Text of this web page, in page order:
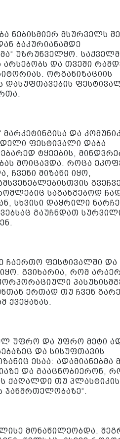
ნებისმიერ მსურველს
ბაკურიანამდე
უზრუნველყო.
არსებობს და თვეში
ორგანიზაციის
დასუფთავების
მარკეტინგისა და
ფესტივალი დაბა
ტყეების,
მოიცავდა. როცა
ჩვენი მიზანი იყო,
საგანგებოდ
სხვისი დაყრილი
გაუჩნდათ
ჩაერთო ფესტივალში და
გვიხარია, რომ
ერთად თუ ჩვენ
ქვეყანას.
უფრო და უფრო მეტი
და სისუფთავის
ესაა: ადამიანებმა
და გააცნობიერონ,
ქაღალდი თუ
ჯანმრთელობაზე“.
მონაწილეობდა.